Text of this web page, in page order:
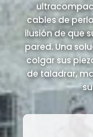
cables de
ilusión de que
pared. Una
colgar sus
de taladrar,